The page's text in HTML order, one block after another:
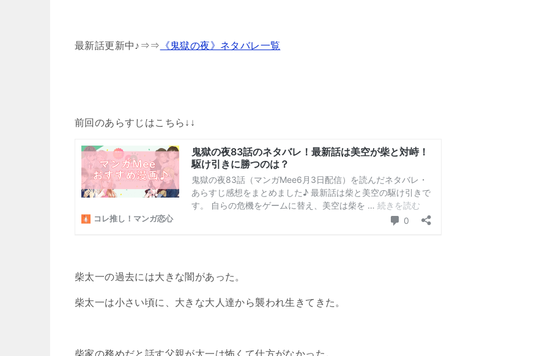
最新話更新中♪⇒⇒ 《鬼獄の夜》ネタバレ一覧
前回のあらすじはこちら↓↓
柴太一の過去には大きな闇があった。
柴太一は小さい頃に、大きな大人達から襲われ生きてきた。
柴家の務めだと話す父親が太一は怖くて仕方がなかった。